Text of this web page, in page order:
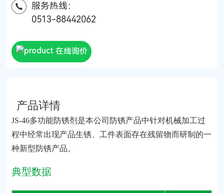
服务热线：
0513-88442062
在线询价
产品详情
JS-46多功能防锈剂是本公司防锈产品中针对机械加工过
程中经常出现产品生锈、工件表面存在残留物而研制的一
种新型防锈产品。
典型数据